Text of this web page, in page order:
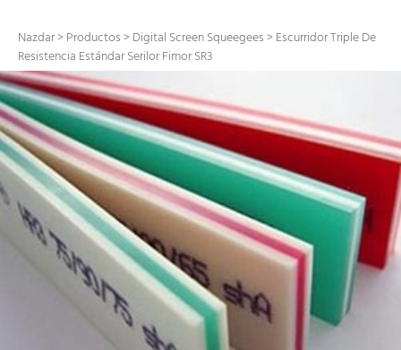
Nazdar>Productos>Digital Screen Squeegees> Escurridor Triple De
Resistencia Estándar Serilor Fimor SR3